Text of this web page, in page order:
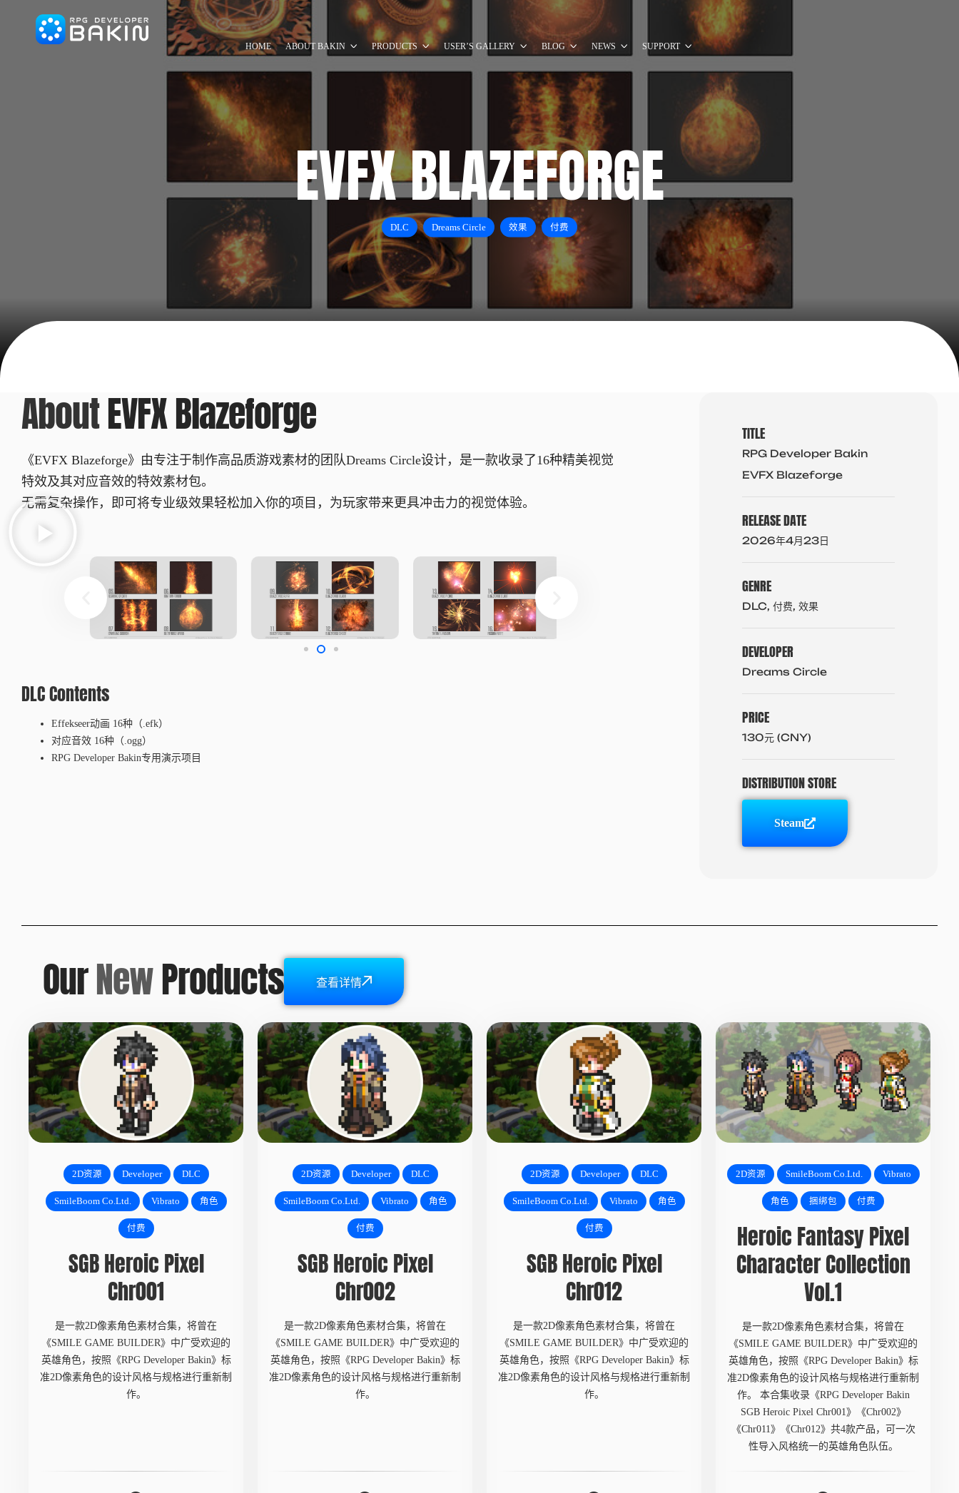
HOME ABOUT BAKIN PRODUCTS USER’S GALLERY BLOG NEWS SUPPORT
EVFX BLAZEFORGE
DLC Dreams Circle 效果 付费
AboutEVFX Blazeforge
《EVFX Blazeforge》由专注于制作高品质游戏素材的团队Dreams Circle设计，是一款收录了16种精美视觉
特效及其对应音效的特效素材包。
无需复杂操作，即可将专业级效果轻松加入你的项目，为玩家带来更具冲击力的视觉体验。
DLC Contents
Effekseer动画 16种（.efk）
对应音效 16种（.ogg）
RPG Developer Bakin专用演示项目
TITLE
RPG Developer Bakin
EVFX Blazeforge
RELEASE DATE
2026年4月23日
GENRE
DLC, 付费, 效果
DEVELOPER
Dreams Circle
PRICE
130元 (CNY)
DISTRIBUTION STORE
Steam
OurNewProducts 查看详情
2D资源 Developer DLC
SmileBoom Co.Ltd. Vibrato 角色
付费
SGB Heroic Pixel
Chr001
是一款2D像素角色素材合集，将曾在
《SMILE GAME BUILDER》中广受欢迎的
英雄角色，按照《RPG Developer Bakin》标
准2D像素角色的设计风格与规格进行重新制
作。
2D资源 Developer DLC
SmileBoom Co.Ltd. Vibrato 角色
付费
SGB Heroic Pixel
Chr002
是一款2D像素角色素材合集，将曾在
《SMILE GAME BUILDER》中广受欢迎的
英雄角色，按照《RPG Developer Bakin》标
准2D像素角色的设计风格与规格进行重新制
作。
2D资源 Developer DLC
SmileBoom Co.Ltd. Vibrato 角色
付费
SGB Heroic Pixel
Chr012
是一款2D像素角色素材合集，将曾在
《SMILE GAME BUILDER》中广受欢迎的
英雄角色，按照《RPG Developer Bakin》标
准2D像素角色的设计风格与规格进行重新制
作。
2D资源 SmileBoom Co.Ltd. Vibrato
角色 捆绑包 付费
Heroic Fantasy Pixel
Character Collection
Vol.1
是一款2D像素角色素材合集，将曾在
《SMILE GAME BUILDER》中广受欢迎的
英雄角色，按照《RPG Developer Bakin》标
准2D像素角色的设计风格与规格进行重新制
作。 本合集收录《RPG Developer Bakin
SGB Heroic Pixel Chr001》《Chr002》
《Chr011》《Chr012》共4款产品，可一次
性导入风格统一的英雄角色队伍。